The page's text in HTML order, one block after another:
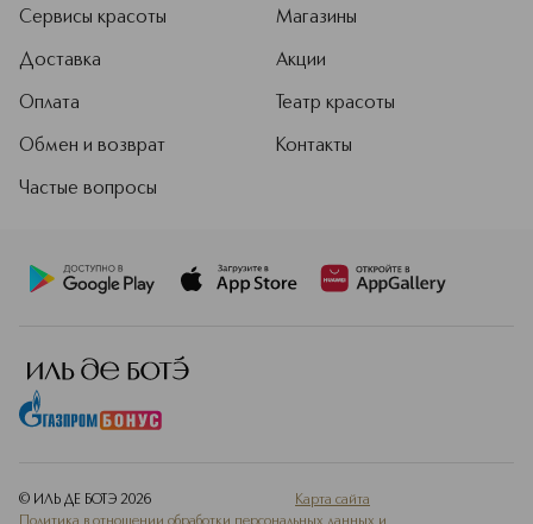
Сервисы красоты
Доставка
Оплата
Обмен и возврат
Частые вопросы
Магазины
Акции
Театр красоты
Контакты
© ИЛЬ ДЕ БОТЭ 2026
Карта сайта